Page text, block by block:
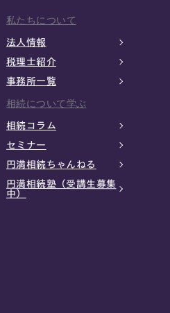
私たちについて
法人情報
税理士紹介
事務所一覧
相続について学ぶ
相続コラム
セミナー
円満相続ちゃんねる
円満相続塾（受講生募集
中）